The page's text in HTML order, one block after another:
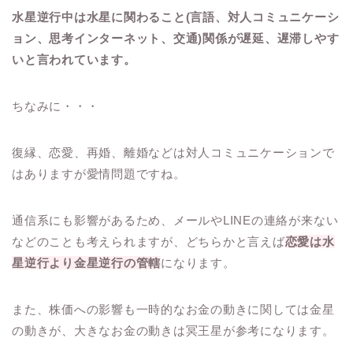
水星逆行中は水星に関わること(言語、対人コミュニケーシ
ョン、思考インターネット、交通)関係が遅延、遅滞しやす
いと言われています。
ちなみに・・・
復縁、恋愛、再婚、離婚などは対人コミュニケーションで
はありますが愛情問題ですね。
通信系にも影響があるため、メールやLINEの連絡が来ない
などのことも考えられますが、どちら かと言えば恋愛は水
星逆行より金星逆行の管轄になります。
また、株価への影響も一時的なお金の動きに関しては金星
の動きが、大きなお金の動きは冥王星が参考になります。